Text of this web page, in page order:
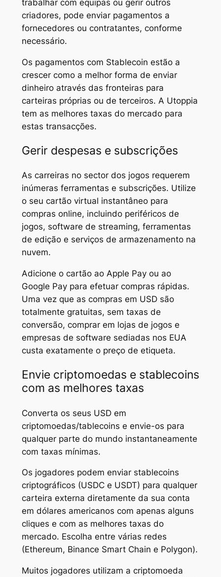
trabalhar com equipas ou gerir outros
criadores, pode enviar pagamentos a
fornecedores ou contratantes, conforme
necessário.
Os pagamentos com Stablecoin estão a
crescer como a melhor forma de enviar
dinheiro através das fronteiras para
carteiras próprias ou de terceiros. A Utoppia
tem as melhores taxas do mercado para
estas transacções.
Gerir despesas e subscrições
As carreiras no sector dos jogos requerem
inúmeras ferramentas e subscrições. Utilize
o seu cartão virtual instantâneo para
compras online, incluindo periféricos de
jogos, software de streaming, ferramentas
de edição e serviços de armazenamento na
nuvem.
Adicione o cartão ao Apple Pay ou ao
Google Pay para efetuar compras rápidas.
Uma vez que as compras em USD são
totalmente gratuitas, sem taxas de
conversão, comprar em lojas de jogos e
empresas de software sediadas nos EUA
custa exatamente o preço de etiqueta.
Envie criptomoedas e stablecoins
com as melhores taxas
Converta os seus USD em
criptomoedas/tablecoins e envie-os para
qualquer parte do mundo instantaneamente
com taxas mínimas.
Os jogadores podem enviar stablecoins
criptográficos (USDC e USDT) para qualquer
carteira externa diretamente da sua conta
em dólares americanos com apenas alguns
cliques e com as melhores taxas do
mercado. Escolha entre várias redes
(Ethereum, Binance Smart Chain e Polygon).
Muitos jogadores utilizam a criptomoeda